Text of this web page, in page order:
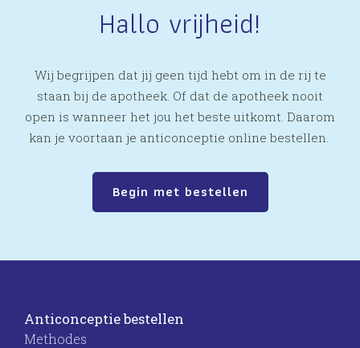
Hallo vrijheid!
Wij begrijpen dat jij geen tijd hebt om in de rij te
staan bij de apotheek. Of dat de apotheek nooit
open is wanneer het jou het beste uitkomt. Daarom
kan je voortaan je anticonceptie online bestellen.
Begin met bestellen
Anticonceptie bestellen
Methodes